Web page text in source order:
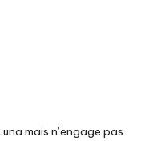
mais n’engage pas